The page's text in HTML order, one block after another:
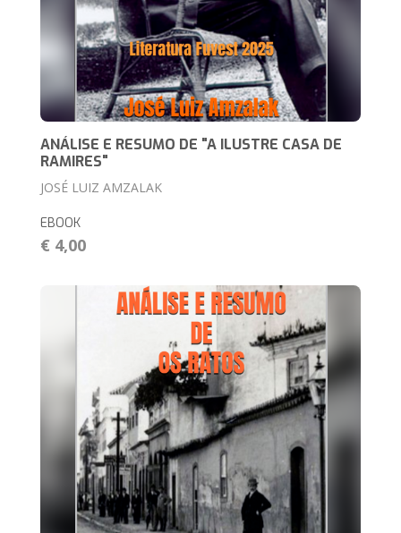
ANÁLISE E RESUMO DE "A ILUSTRE CASA DE
RAMIRES"
JOSÉ LUIZ AMZALAK
EBOOK
€ 4,00